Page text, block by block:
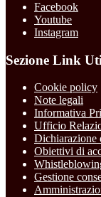
Facebook
Youtube
Instagram
Sezione Link
Cookie policy
Note legali
Informativa
Ufficio
Dichiarazione
Obiettivi di
Gestione